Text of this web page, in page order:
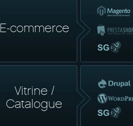
E-commerce
Vitrine /
Catalogue